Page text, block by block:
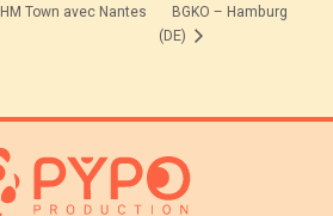
Town avec Nantes
BGKO – Hamburg
(DE)